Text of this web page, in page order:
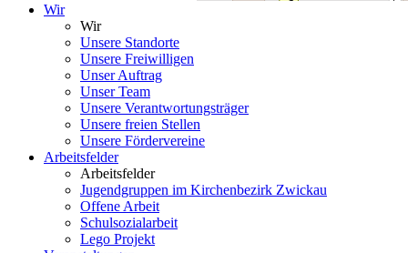
Wir
Wir
Unsere Standorte
Unsere Freiwilligen
Unser Auftrag
Unser Team
Unsere Verantwortungsträger
Unsere freien Stellen
Unsere Fördervereine
Arbeitsfelder
Arbeitsfelder
Jugendgruppen im Kirchenbezirk Zwickau
Offene Arbeit
Schulsozialarbeit
Lego Projekt